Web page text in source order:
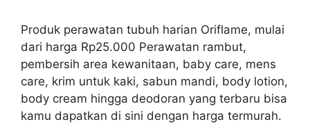
Produk perawatan tubuh harian Oriflame, mulai
dari harga Rp25.000 Perawatan rambut,
pembersih area kewanitaan, baby care, mens
care, krim untuk kaki, sabun mandi, body lotion,
body cream hingga deodoran yang terbaru bisa
kamu dapatkan di sini dengan harga termurah.